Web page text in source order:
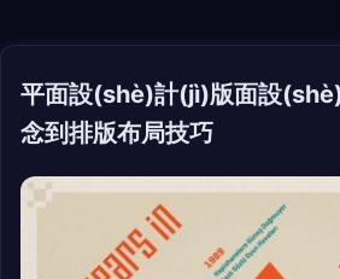
平面設(shè)計(jì)版面設
念到排版布局技巧